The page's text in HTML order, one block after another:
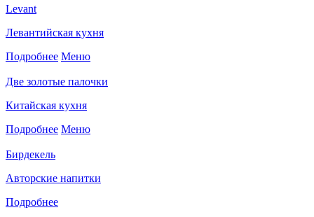
Levant
Левантийская кухня
Подробнее Меню
Две золотые палочки
Китайская кухня
Подробнее Меню
Бирдекель
Авторские напитки
Подробнее